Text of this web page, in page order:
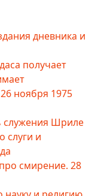
дневника и
получает
ноября 1975
служения Шриле
слуги и
смирение. 28